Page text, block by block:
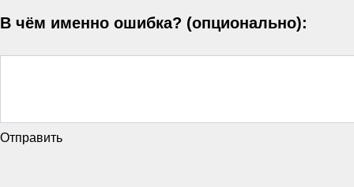
В чём именно ошибка? (опционально):
Отправить